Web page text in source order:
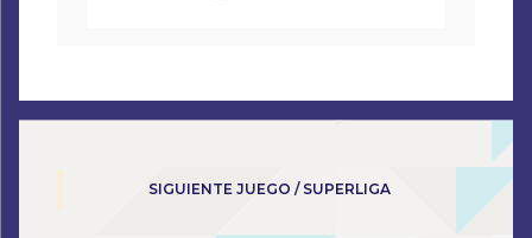
SIGUIENTE JUEGO / SUPERLIGA